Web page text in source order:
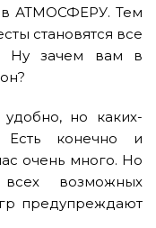
в АТМОСФЕРУ. Тем
становятся все
Ну зачем вам в
но каких-
Есть конечно и
очень много. Но
возможных
предупреждают